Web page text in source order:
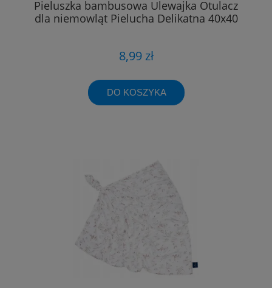
Pieluszka bambusowa Ulewajka Otulacz
dla niemowląt Pielucha Delikatna 40x40
8,99 zł
DO KOSZYKA